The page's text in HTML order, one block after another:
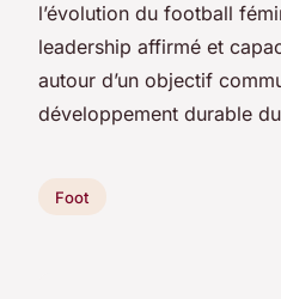
l’évolution du football
leadership affirmé et
autour d’un objectif
développement durable
Foot